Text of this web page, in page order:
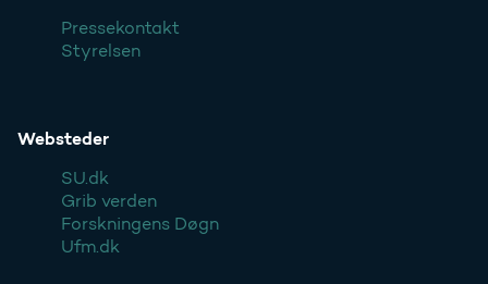
Pressekontakt
Styrelsen
Websteder
SU.dk
Grib verden
Forskningens Døgn
Ufm.dk